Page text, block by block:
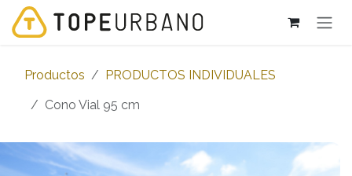
Ir al contenido
Productos
PRODUCTOS INDIVIDUALES
Cono Vial 95 cm